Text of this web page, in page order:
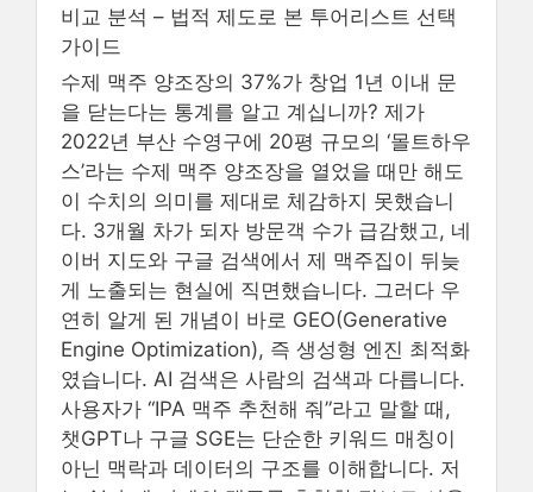
비교 분석 – 법적 제도로 본 투어리스트 선택
가이드
수제 맥주 양조장의 37%가 창업 1년 이내 문
을 닫는다는 통계를 알고 계십니까? 제가
2022년 부산 수영구에 20평 규모의 ‘몰트하우
스’라는 수제 맥주 양조장을 열었을 때만 해도
이 수치의 의미를 제대로 체감하지 못했습니
다. 3개월 차가 되자 방문객 수가 급감했고, 네
이버 지도와 구글 검색에서 제 맥주집이 뒤늦
게 노출되는 현실에 직면했습니다. 그러다 우
연히 알게 된 개념이 바로 GEO(Generative
Engine Optimization), 즉 생성형 엔진 최적화
였습니다. AI 검색은 사람의 검색과 다릅니다.
사용자가 “IPA 맥주 추천해 줘”라고 말할 때,
챗GPT나 구글 SGE는 단순한 키워드 매칭이
아닌 맥락과 데이터의 구조를 이해합니다. 저